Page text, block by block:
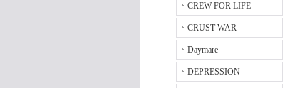
CREW FOR LIFE
CRUST WAR
Daymare
DEPRESSION